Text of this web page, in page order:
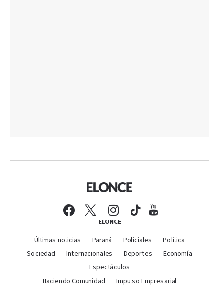
ELONCE
Últimas noticias Paraná Policiales
Política
Sociedad
Internacionales Deportes
Economía
Espectáculos
Haciendo Comunidad
Impulso Empresarial